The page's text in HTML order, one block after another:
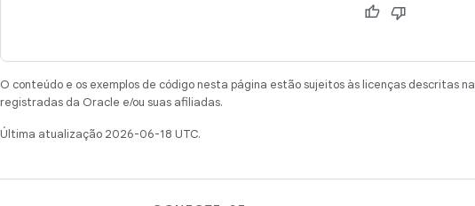
O conteúdo e os exemplos de código nesta página estão sujeitos às licenças descritas na
registradas da Oracle e/ou suas afiliadas.
Última atualização 2026-06-18 UTC.